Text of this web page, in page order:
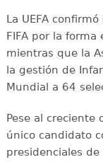
La UEFA
FIFA por la forma
mientras que la
la gestión de
Mundial a 64
Pese al creciente
único candidato
presidenciales